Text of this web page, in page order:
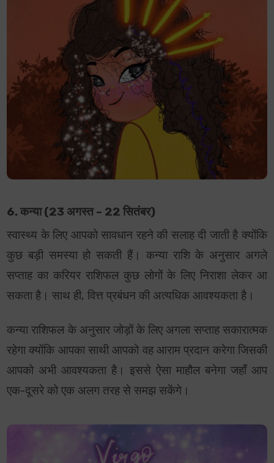
6. कन्या (23 अगस्त – 22 सितंबर)
स्वास्थ्य के लिए आपको सावधान रहने की सलाह दी जाती है क्योंकि
कुछ बड़ी समस्या हो सकती हैं। कन्या राशि के अनुसार अगले
सप्ताह का करियर राशिफल कुछ लोगों के लिए निराशा लेकर आ
सकता है। साथ ही, वित्त प्रबंधन की अत्यधिक आवश्यकता है।
कन्या राशिफल के अनुसार जोड़ों के लिए अगला सप्ताह सकारात्मक
रहेगा क्योंकि आपका साथी आपको वह आराम प्रदान करेगा जिसकी
आपको अभी आवश्यकता है। इससे ऐसा माहौल बनेगा जहाँ आप
एक-दूसरे को एक अलग तरह से समझ सकेंगे।